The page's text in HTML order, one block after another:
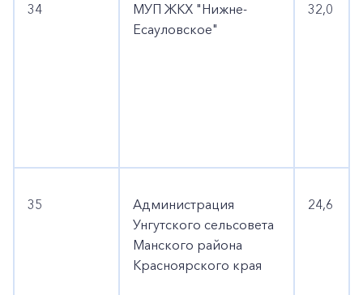
34
МУП ЖКХ "Нижне-
Есауловское"
32,0
35
Администрация
Унгутского сельсовета
Манского района
Красноярского края
24,6